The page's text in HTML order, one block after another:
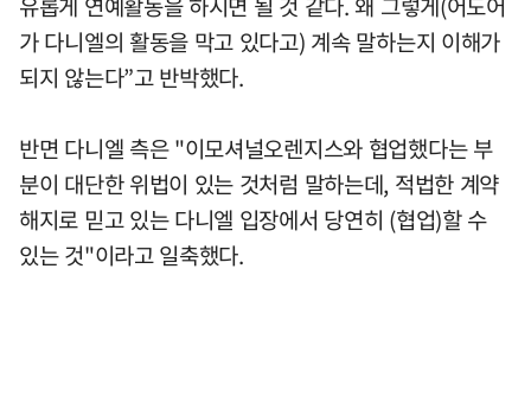
가 다니엘의 활동을 막고 있다고) 계속 말하는지 이해가
되지 않는다”고 반박했다.
반면 다니엘 측은 "이모셔널오렌지스와 협업했다는 부
분이 대단한 위법이 있는 것처럼 말하는데, 적법한 계약
해지로 믿고 있는 다니엘 입장에서 당연히 (협업)할 수
있는 것"이라고 일축했다.